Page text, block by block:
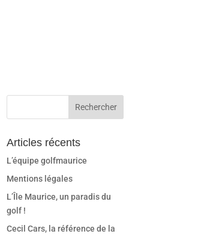
Articles récents
L’équipe golfmaurice
Mentions légales
L’Île Maurice, un paradis du
golf !
Cecil Cars, la référence de la